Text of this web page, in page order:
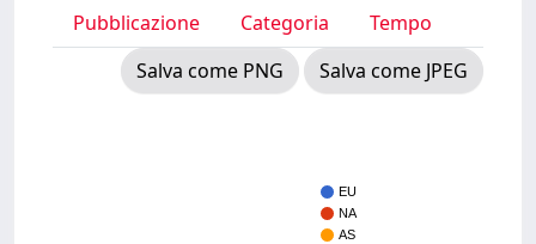
Pubblicazione
Categoria
Tempo
Salva come PNG
Salva come JPEG
EU
NA
AS